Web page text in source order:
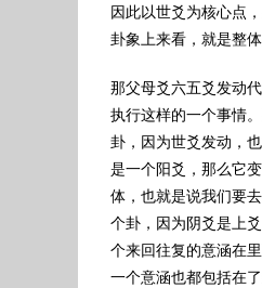
因此以世爻为核心点
卦象上来看，就是整
那父母爻六五爻发动
执行这样的一个事情
卦，因为世爻发动，
是一个阳爻，那么它
体，也就是说我们要
个卦，因为阴爻是上
个来回往复的意涵在
一个意涵也都包括在了